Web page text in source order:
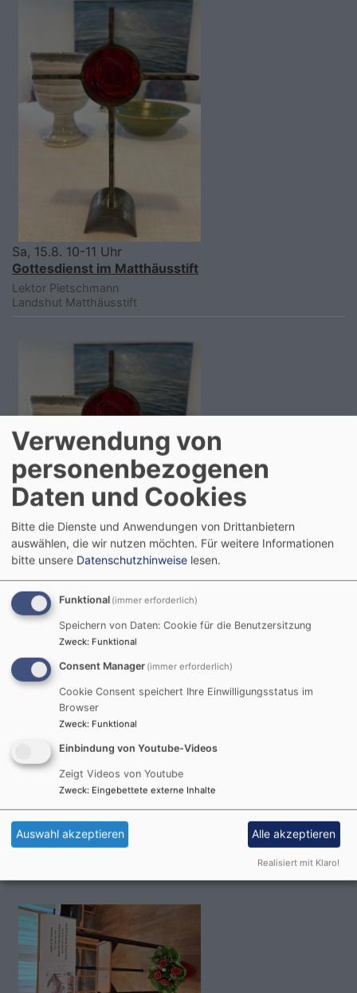
Sa, 15.8. 10-11 Uhr
Gottesdienst im Matthäusstift
Lektor Pietschmann
Landshut Matthäusstift
Sa, 5.9. 10-11 Uhr
Gottesdienst im Matthäusstift
Pfrin. Krieger
Landshut Matthäusstift
So, 6.9. 10-11 Uhr
Gottesdienst in der Christuskirche
Pfr. i.R. Dr. Matthias Flothow
Verwendung von
personenbezogenen
Daten und Cookies
Bitte die Dienste und Anwendungen von Drittanbietern
auswählen, die wir nutzen möchten. Für weitere Informationen
bitte unsere Datenschutzhinweise lesen.
Funktional (immer erforderlich)
Speichern von Daten: Cookie für die Benutzersitzung
Zweck: Funktional
Consent Manager (immer erforderlich)
Cookie Consent speichert Ihre Einwilligungsstatus im
Browser
Zweck: Funktional
Einbindung von Youtube-Videos
Zeigt Videos von Youtube
Zweck: Eingebettete externe Inhalte
Auswahl akzeptieren Alle akzeptieren
Realisiert mit Klaro!